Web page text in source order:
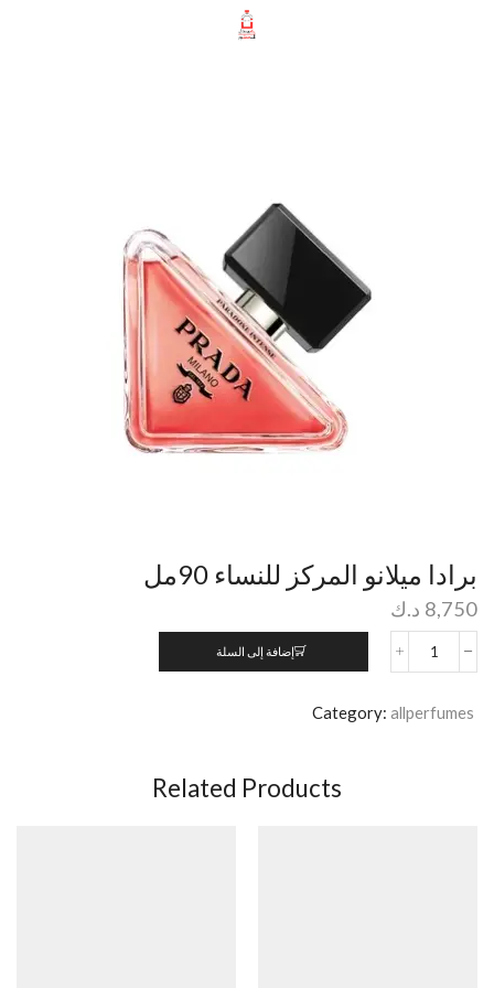
برادا ميلانو المركز للنساء 90مل
8,750 د.ك
إضافة إلى السلة
Category: allperfumes
Related Products